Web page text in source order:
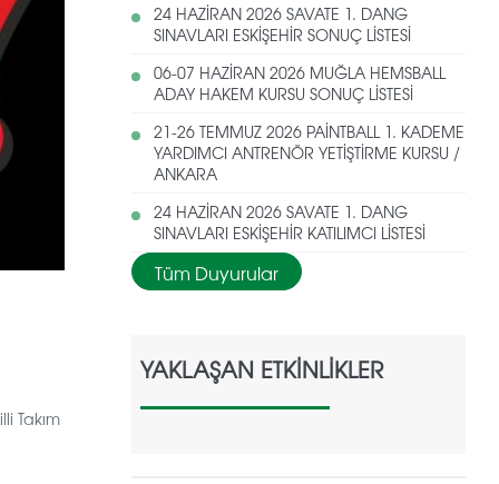
24 HAZİRAN 2026 SAVATE 1. DANG
SINAVLARI ESKİŞEHİR SONUÇ LİSTESİ
06-07 HAZİRAN 2026 MUĞLA HEMSBALL
ADAY HAKEM KURSU SONUÇ LİSTESİ
21-26 TEMMUZ 2026 PAİNTBALL 1. KADEME
YARDIMCI ANTRENÖR YETİŞTİRME KURSU /
ANKARA
24 HAZİRAN 2026 SAVATE 1. DANG
SINAVLARI ESKİŞEHİR KATILIMCI LİSTESİ
Tüm Duyurular
YAKLAŞAN ETKİNLİKLER
Takım